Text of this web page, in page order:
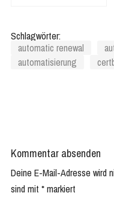
Schlagwörter:
automatic renewal
automatisierung
Kommentar absenden
Deine E-Mail-Adresse wird
sind mit *markiert